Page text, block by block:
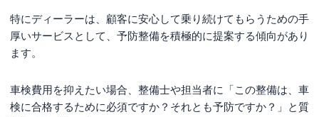
特にディーラーは、顧客に安心して乗り続けてもらうための手
厚いサービスとして、予防整備を積極的に提案する傾向があり
ます。
車検費用を抑えたい場合、整備士や担当者に「この整備は、車
検に合格するために必須ですか？それとも予防ですか？」と質